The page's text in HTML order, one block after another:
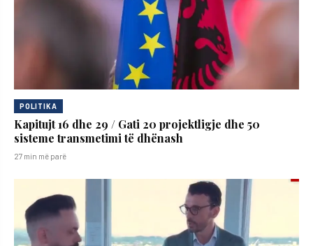
POLITIKA
Kapitujt 16 dhe 29 / Gati 20 projektligje dhe 50
sisteme transmetimi të dhënash
27 min më parë